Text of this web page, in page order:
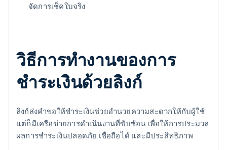
จัดการเช็คใบจริง
วิธีการทำงานของการ
ชำระเงินด้วยลิงก์
ลิงก์ส่งคำขอให้ชำระเงินช่วยอำนวยความสะดวกให้กับผู้ใช้
แต่ก็มีเครือข่ายการดำเนินงานที่ซับซ้อน เพื่อให้การประมวล
ผลการชำระเงินปลอดภัย เชื่อถือได้ และมีประสิทธิภาพ